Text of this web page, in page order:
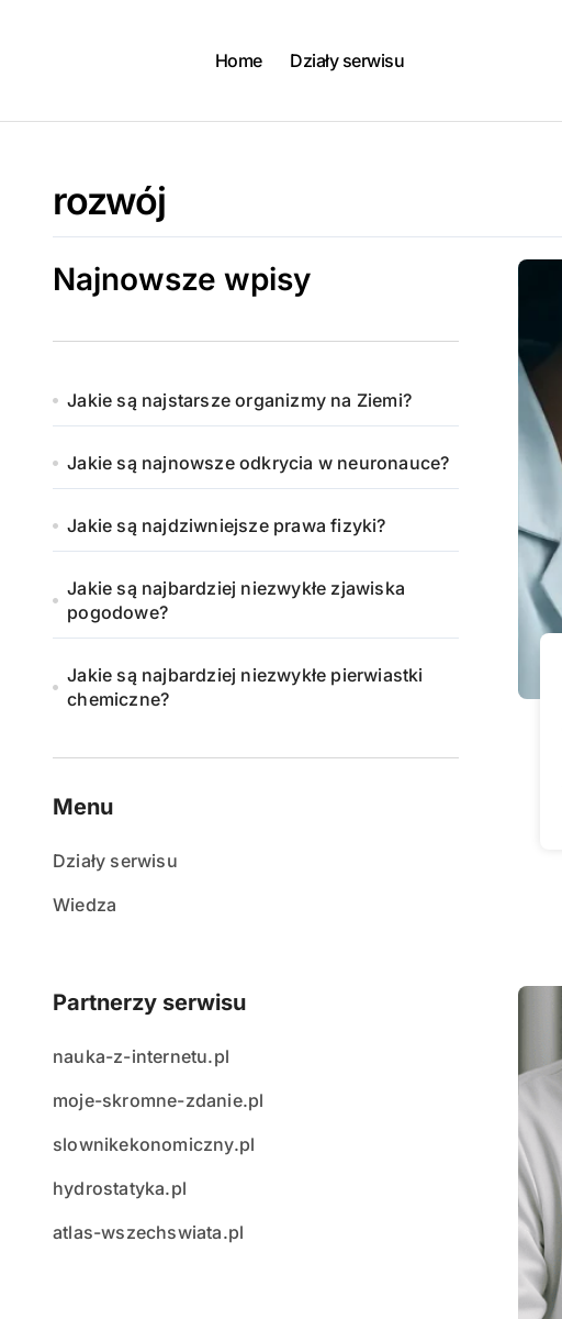
Home Działy serwisu
rozwój
Najnowsze wpisy
Jakie są najstarsze organizmy na Ziemi?
Jakie są najnowsze odkrycia w neuronauce?
Jakie są najdziwniejsze prawa fizyki?
Jakie są najbardziej niezwykłe zjawiska
pogodowe?
Jakie są najbardziej niezwykłe pierwiastki
chemiczne?
Menu
Działy serwisu
Wiedza
Partnerzy serwisu
nauka-z-internetu.pl
moje-skromne-zdanie.pl
slownikekonomiczny.pl
hydrostatyka.pl
atlas-wszechswiata.pl